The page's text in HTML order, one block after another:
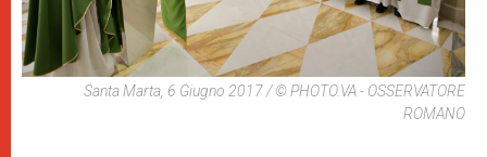
Santa Marta, 6 Giugno 2017 / © PHOTO.VA - OSSERVATORE
ROMANO